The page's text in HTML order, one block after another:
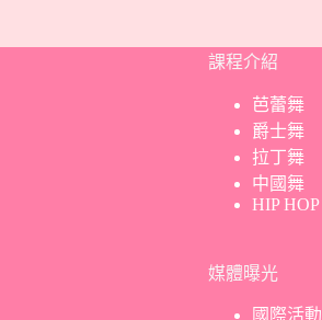
課程介紹
芭蕾舞
爵士舞
拉丁舞
中國舞
HIP HOP
媒體曝光
國際活動